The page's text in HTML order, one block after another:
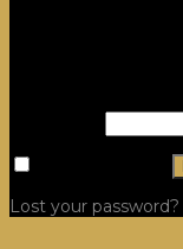
Lost your password?